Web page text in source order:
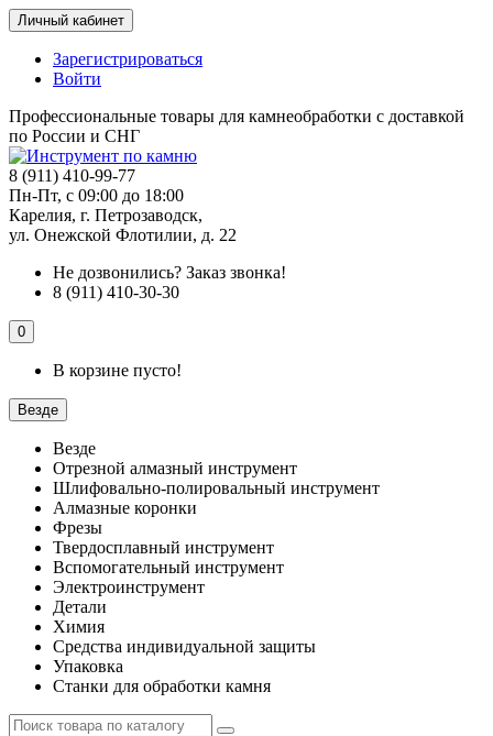
Личный кабинет
Зарегистрироваться
Войти
Профессиональные товары для камнеобработки с доставкой
по России и СНГ
8 (911) 410-99-77
Пн-Пт, с 09:00 до 18:00
Карелия, г. Петрозаводск,
ул. Онежской Флотилии, д. 22
Не дозвонились? Заказ звонка!
8 (911) 410-30-30
0
В корзине пусто!
Везде
Везде
Отрезной алмазный инструмент
Шлифовально-полировальный инструмент
Алмазные коронки
Фрезы
Твердосплавный инструмент
Вспомогательный инструмент
Электроинструмент
Детали
Химия
Средства индивидуальной защиты
Упаковка
Станки для обработки камня